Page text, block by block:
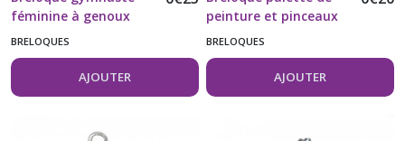
féminine à genoux
vendue à l'unité
BRELOQUES
AJOUTER
peinture et pinceaux
vendue à l'unité
BRELOQUES
AJOUTER